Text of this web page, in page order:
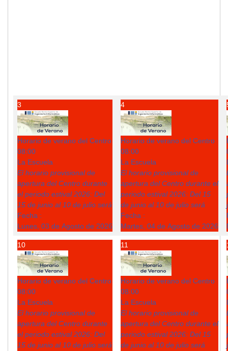
3
Horario de verano del Centro
08:00
La Escuela
El horario provisional de
apertura del Centro durante
el periodo estival 2026: Del
15 de junio al 10 de julio será
Fecha :
Lunes, 03 de Agosto de 2026
4
Horario de verano del Centro
08:00
La Escuela
El horario provisional de
apertura del Centro durante el
periodo estival 2026: Del 15
de junio al 10 de julio será
Fecha :
Martes, 04 de Agosto de 2026
10
Horario de verano del Centro
08:00
La Escuela
El horario provisional de
apertura del Centro durante
el periodo estival 2026: Del
15 de junio al 10 de julio será
11
Horario de verano del Centro
08:00
La Escuela
El horario provisional de
apertura del Centro durante el
periodo estival 2026: Del 15
de junio al 10 de julio será